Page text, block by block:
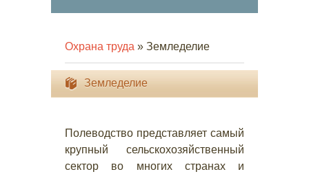
Охрана труда » Земледелие
Земледелие
Полеводство представляет самый
крупный сельскохозяйственный
сектор во многих странах и